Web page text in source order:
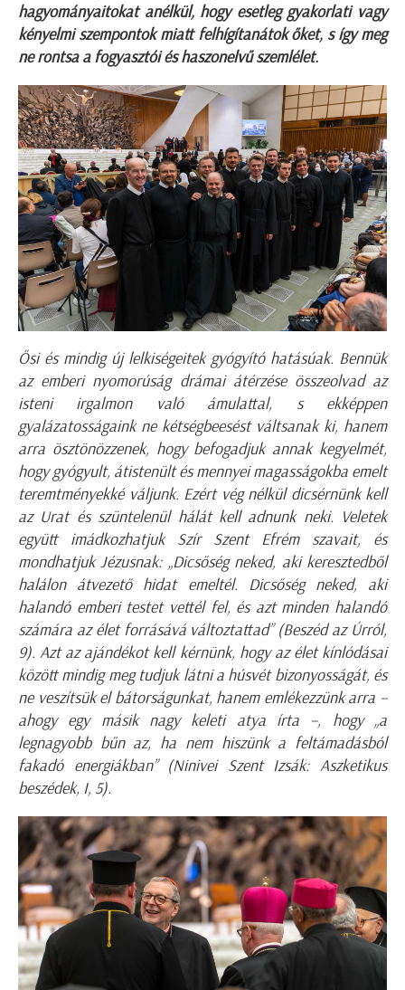
hagyományaitokat anélkül, hogy esetleg gyakorlati vagy
kényelmi szempontok miatt felhígítanátok őket, s így meg
ne rontsa a fogyasztói és haszonelvű szemlélet.
Ősi és mindig új lelkiségeitek gyógyító hatásúak. Bennük
az emberi nyomorúság drámai átérzése összeolvad az
isteni irgalmon való ámulattal, s ekképpen
gyalázatosságaink ne kétségbeesést váltsanak ki, hanem
arra ösztönözzenek, hogy befogadjuk annak kegyelmét,
hogy gyógyult, átistenült és mennyei magasságokba emelt
teremtményekké váljunk. Ezért vég nélkül dicsérnünk kell
az Urat és szüntelenül hálát kell adnunk neki. Veletek
együtt imádkozhatjuk Szír Szent Efrém szavait, és
mondhatjuk Jézusnak: „Dicsőség neked, aki keresztedből
halálon átvezető hidat emeltél. Dicsőség neked, aki
halandó emberi testet vettél fel, és azt minden halandó
számára az élet forrásává változtattad” (Beszéd az Úrról,
9). Azt az ajándékot kell kérnünk, hogy az élet kínlódásai
között mindig meg tudjuk látni a húsvét bizonyosságát, és
ne veszítsük el bátorságunkat, hanem emlékezzünk arra –
ahogy egy másik nagy keleti atya írta –, hogy „a
legnagyobb bűn az, ha nem hiszünk a feltámadásból
fakadó energiákban” (Ninivei Szent Izsák: Aszketikus
beszédek, I, 5).